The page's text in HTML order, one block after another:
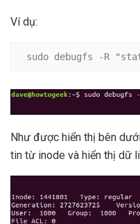
Ví dụ:
sudo debugfs -R
Như được hiển thị bên
tin từ inode và hiển thị dữ